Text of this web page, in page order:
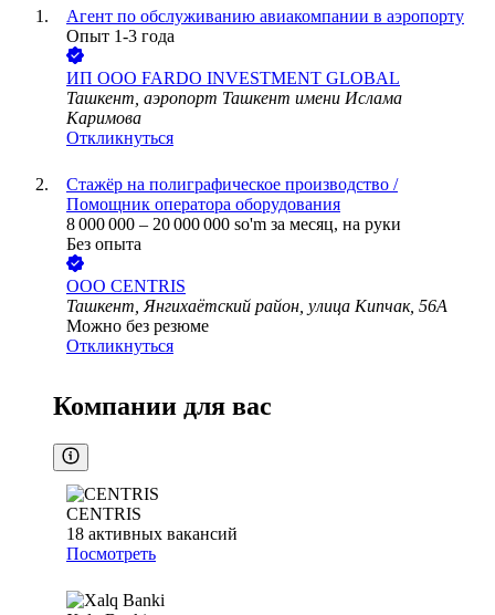
Агент по обслуживанию авиакомпании в аэропорту
Опыт 1-3 года
ИП ООО FARDO INVESTMENT GLOBAL
Ташкент, аэропорт Ташкент имени Ислама
Каримова
Откликнуться
Стажёр на полиграфическое производство /
Помощник оператора оборудования
8 000 000 – 20 000 000 so'm за месяц, на руки
Без опыта
ООО CENTRIS
Ташкент, Янгихаётский район, улица Кипчак, 56A
Можно без резюме
Откликнуться
Компании для вас
CENTRIS
18 активных вакансий
Посмотреть